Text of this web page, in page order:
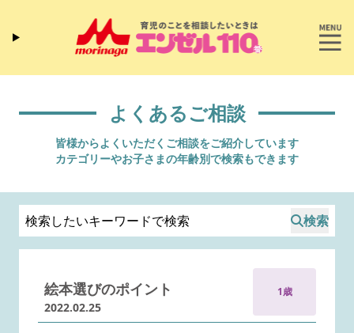
よくあるご相談
皆様からよくいただくご相談をご紹介しています
カテゴリーやお子さまの年齢別で検索もできます
検索
絵本選びのポイント
2022.02.25
1歳